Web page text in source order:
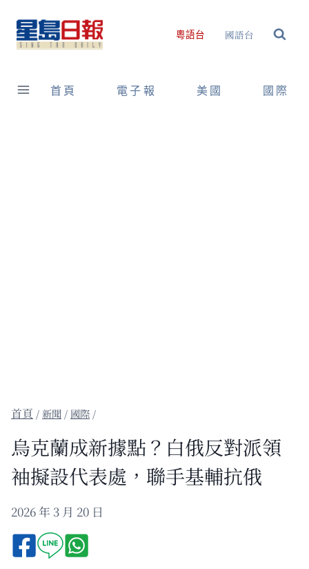
content
粵語台 國語台
首頁 電子報 美國 國際
/新聞 / 國際 /
烏克蘭成新據點？白俄反對派領
袖擬設代表處，聯手基輔抗俄
2026 年 3 月 20 日